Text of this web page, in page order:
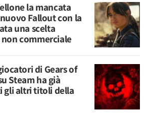
la mancata
Fallout con la
una scelta
commerciale
di Gears of
Steam ha già
altri titoli della